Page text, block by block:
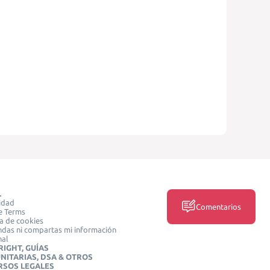
Terms
de cookies
ni compartas mi información
GUÍAS
DSA & OTROS
LEGALES
Comentarios